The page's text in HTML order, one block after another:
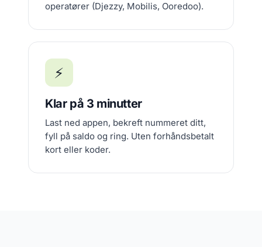
operatører (Djezzy, Mobilis, Ooredoo).
⚡
Klar på 3 minutter
Last ned appen, bekreft nummeret ditt,
fyll på saldo og ring. Uten forhåndsbetalt
kort eller koder.